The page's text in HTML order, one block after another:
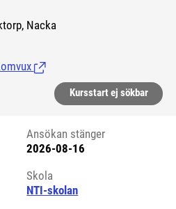
Nacka
(Länk till extern sida.)
Kursstart ej sökbar
Ansökan stänger
2026-08-16
Skola
NTI-skolan